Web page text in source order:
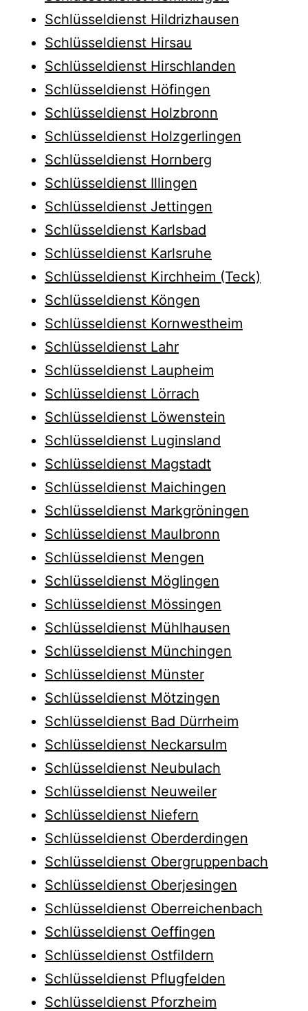
Schlüsseldienst Hildrizhausen
Schlüsseldienst Hirsau
Schlüsseldienst Hirschlanden
Schlüsseldienst Höfingen
Schlüsseldienst Holzbronn
Schlüsseldienst Holzgerlingen
Schlüsseldienst Hornberg
Schlüsseldienst Illingen
Schlüsseldienst Jettingen
Schlüsseldienst Karlsbad
Schlüsseldienst Karlsruhe
Schlüsseldienst Kirchheim (Teck)
Schlüsseldienst Köngen
Schlüsseldienst Kornwestheim
Schlüsseldienst Lahr
Schlüsseldienst Laupheim
Schlüsseldienst Lörrach
Schlüsseldienst Löwenstein
Schlüsseldienst Luginsland
Schlüsseldienst Magstadt
Schlüsseldienst Maichingen
Schlüsseldienst Markgröningen
Schlüsseldienst Maulbronn
Schlüsseldienst Mengen
Schlüsseldienst Möglingen
Schlüsseldienst Mössingen
Schlüsseldienst Mühlhausen
Schlüsseldienst Münchingen
Schlüsseldienst Münster
Schlüsseldienst Mötzingen
Schlüsseldienst Bad Dürrheim
Schlüsseldienst Neckarsulm
Schlüsseldienst Neubulach
Schlüsseldienst Neuweiler
Schlüsseldienst Niefern
Schlüsseldienst Oberderdingen
Schlüsseldienst Obergruppenbach
Schlüsseldienst Oberjesingen
Schlüsseldienst Oberreichenbach
Schlüsseldienst Oeffingen
Schlüsseldienst Ostfildern
Schlüsseldienst Pflugfelden
Schlüsseldienst Pforzheim